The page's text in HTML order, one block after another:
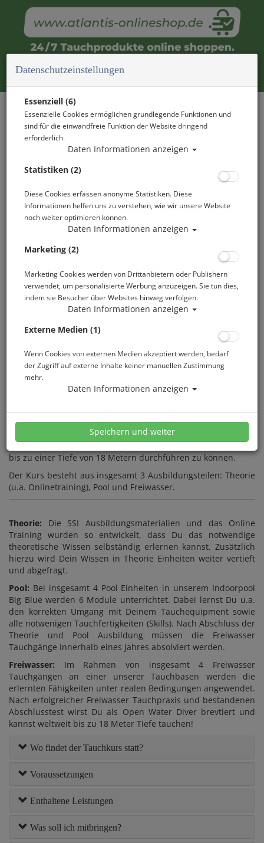
OPEN WATER DIVER
TAUCHAUSBILDUNG
AFTER WORK KURS - TAUCHEN LERNEN
NACH DER ARBEIT
Atlantis Berlin macht Dich zum Taucher. Mit Spaß und
Kompetenz begleiten wir Dich während Deiner
Tauchausbildung.
Das weltweite anerkannte Ausbildungs- und
lebenslanges Abenteuer als zertifizierter Taucher zu
beginnen. Während des Open Water Diver Kurses werden Dir
alle notwendigen Kenntnisse und Fähigkeiten vermittelt, um
selbständig mit einem Tauchpartner Freiwassertauchgänge
bis zu einer Tiefe von 18 Metern durchführen zu können.
Der Kurs besteht aus insgesamt 3 Ausbildungsteilen: Theorie
(u.a. Onlinetraining), Pool und Freiwasser.
Theorie: Die SSI Ausbildungsmaterialien und das Online
Training wurden so entwickelt, dass Du das notwendige
theoretische Wissen selbständig erlernen kannst. Zusätzlich
hierzu wird Dein Wissen in Theorie Einheiten weiter vertieft
und abgefragt.
Pool: Bei insgesamt 4 Pool Einheiten in unserem Indoorpool
Big Blue werden 6 Module unterrichtet. Dabei lernst Du u.a.
den korrekten Umgang mit Deinem Tauchequipment sowie
alle notwenigen Tauchfertigkeiten (Skills). Nach Abschluss der
Theorie und Pool Ausbildung müssen die Freiwasser
Tauchgänge innerhalb eines Jahres absolviert werden.
Freiwasser: Im Rahmen von insgesamt 4 Freiwasser
Tauchgängen an einer unserer Tauchbasen werden die
erlernten Fähigkeiten unter realen Bedingungen angewendet.
Nach erfolgreicher Freiwasser Tauchpraxis und bestandenen
Abschlusstest wirst Du als Open Water Diver brevtiert und
kannst weltweit bis zu 18 Meter Tiefe tauchen!
Wo findet der Tauchkurs statt?
Voraussetzungen
Enthaltene Leistungen
Was soll ich mitbringen?
Datenschutzeinstellungen
Essenziell (6)
Essenzielle Cookies ermöglichen grundlegende Funktionen und
sind für die einwandfreie Funktion der Website dringend
erforderlich.
Daten Informationen anzeigen
Statistiken (2)
Diese Cookies erfassen anonyme Statistiken. Diese
Informationen helfen uns zu verstehen, wie wir unsere Website
noch weiter optimieren können.
Daten Informationen anzeigen
Marketing (2)
Marketing Cookies werden von Drittanbietern oder Publishern
verwendet, um personalisierte Werbung anzuzeigen. Sie tun dies,
indem sie Besucher über Websites hinweg verfolgen.
Daten Informationen anzeigen
Externe Medien (1)
Wenn Cookies von externen Medien akzeptiert werden, bedarf
der Zugriff auf externe Inhalte keiner manuellen Zustimmung
mehr.
Daten Informationen anzeigen
Speichern und weiter